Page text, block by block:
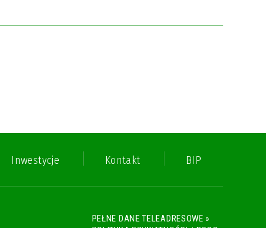
Inwestycje Kontakt BIP
PEŁNE DANE TELEADRESOWE »